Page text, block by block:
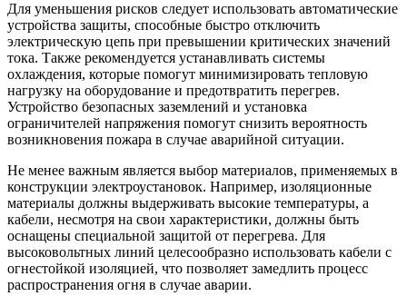
Для уменьшения рисков следует использовать автоматические
устройства защиты, способные быстро отключить
электрическую цепь при превышении критических значений
тока. Также рекомендуется устанавливать системы
охлаждения, которые помогут минимизировать тепловую
нагрузку на оборудование и предотвратить перегрев.
Устройство безопасных заземлений и установка
ограничителей напряжения помогут снизить вероятность
возникновения пожара в случае аварийной ситуации.
Не менее важным является выбор материалов, применяемых в
конструкции электроустановок. Например, изоляционные
материалы должны выдерживать высокие температуры, а
кабели, несмотря на свои характеристики, должны быть
оснащены специальной защитой от перегрева. Для
высоковольтных линий целесообразно использовать кабели с
огнестойкой изоляцией, что позволяет замедлить процесс
распространения огня в случае аварии.